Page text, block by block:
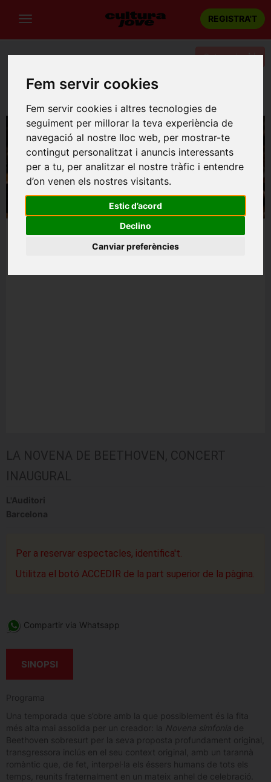
Fem servir cookies
Fem servir cookies i altres tecnologies de
seguiment per millorar la teva experiència de
navegació al nostre lloc web, per mostrar-te
contingut personalitzat i anuncis interessants
per a tu, per analitzar el nostre tràfic i entendre
d’on venen els nostres visitants.
Estic d’acord
Declino
Canviar preferències
REGISTRA'T
Categories
Portada Música
Barcelona
LA NOVENA DE BEETHOVEN, CONCERT
INAUGURAL
L'Auditori
Barcelona
Per a reservar espectacles, identifica't.
Utilitza el botó ACCEDIR de la part superior de la pàgina.
Compartir via Whatsapp
SINOPSI
Programa
Una temporada que s’obre amb la que possiblement és la fita
més alta mai assolida per un creador: la
Novena simfonia de
Beethoven sobresurt per la seva proposta profundament original,
transgressora inclús en el seu context original, amb un tarannà
romàntic que, de fet, interpel·la els éssers humans de tots els
temps, reunits fraternalment en un mateix anhel de celebració.